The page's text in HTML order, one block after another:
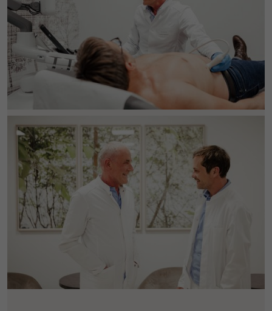
Zweck
um nach dem Besuch der Website entweder
auf Facebook oder auf einer digitalen
Plattform, die von Facebook-Werbung
unterstützt wird, Werbung anzuzeigen.
Name
Laufzeit 3 Monate
Zweck
Facebook setzt dieses Cookie, um den
Nutzern relevante Werbung zu zeigen,
indem es das Nutzerverhalten im gesamten
Web auf Websites verfolgt, die über das
Facebook-Pixel oder das Facebook Social